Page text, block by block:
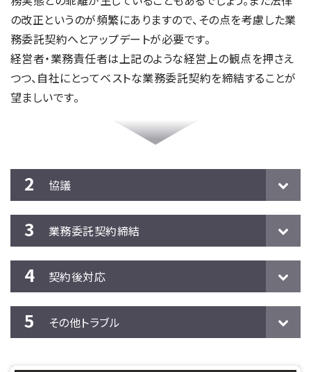
の改正というのが頻繁にありますので、その点を考慮した業
務委託契約へとアップデートが必要です。
経営者・業務責任者は上記のような経営上の観点を押さえ
つつ、自社にとってベストな業務委託契約を締結することが
望ましいです。
協議
業務委託契約締結
契約後対応
その他トラブル